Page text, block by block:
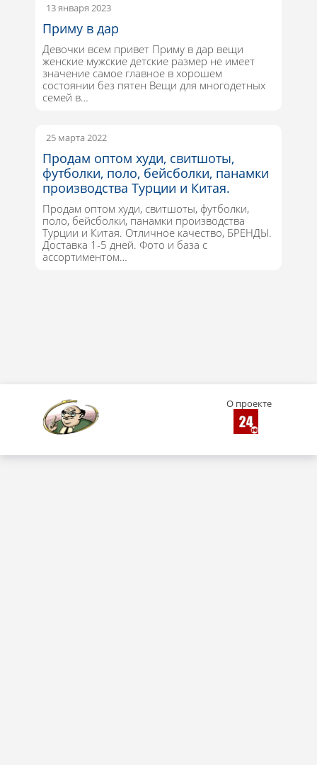
13 января 2023
Приму в дар
Девочки всем привет Приму в дар вещи
женские мужские детские размер не имеет
значение самое главное в хорошем
состоянии без пятен Вещи для многодетных
семей в…
25 марта 2022
Продам оптом худи, свитшоты,
футболки, поло, бейсболки, панамки
производства Турции и Китая.
Продам оптом худи, свитшоты, футболки,
поло, бейсболки, панамки производства
Турции и Китая. Отличное качество, БРЕНДЫ.
Доставка 1-5 дней. Фото и база с
ассортиментом…
О проекте